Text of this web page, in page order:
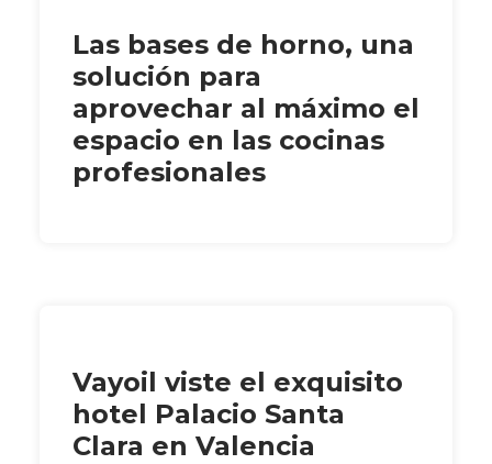
Las bases de horno, una
solución para
aprovechar al máximo el
espacio en las cocinas
profesionales
Vayoil viste el exquisito
hotel Palacio Santa
Clara en Valencia